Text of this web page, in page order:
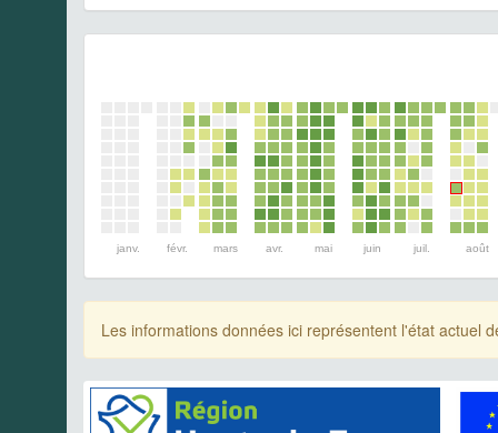
janv. févr. mars avr. mai juin juil. août
Les informations données ici représentent l'état actuel